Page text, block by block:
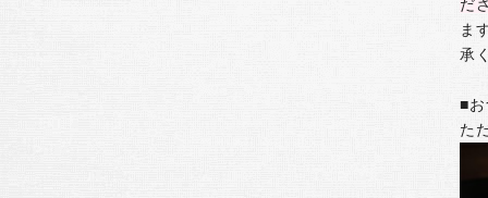
だ
ま
承
■
た